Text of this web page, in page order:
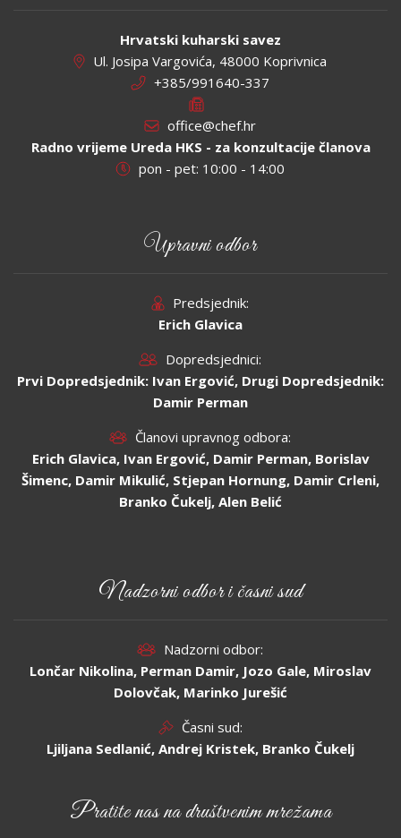
Hrvatski kuharski savez
Ul. Josipa Vargovića, 48000 Koprivnica
+385/991640-337
office@chef.hr
Radno vrijeme Ureda HKS - za konzultacije članova
pon - pet: 10:00 - 14:00
Upravni odbor
Predsjednik:
Erich Glavica
Dopredsjednici:
Prvi Dopredsjednik: Ivan Ergović, Drugi Dopredsjednik:
Damir Perman
Članovi upravnog odbora:
Erich Glavica, Ivan Ergović, Damir Perman, Borislav
Šimenc, Damir Mikulić, Stjepan Hornung, Damir Crleni,
Branko Čukelj, Alen Belić
Nadzorni odbor i časni sud
Nadzorni odbor:
Lončar Nikolina, Perman Damir, Jozo Gale, Miroslav
Dolovčak, Marinko Jurešić
Časni sud:
Ljiljana Sedlanić, Andrej Kristek, Branko Čukelj
Pratite nas na društvenim mrežama